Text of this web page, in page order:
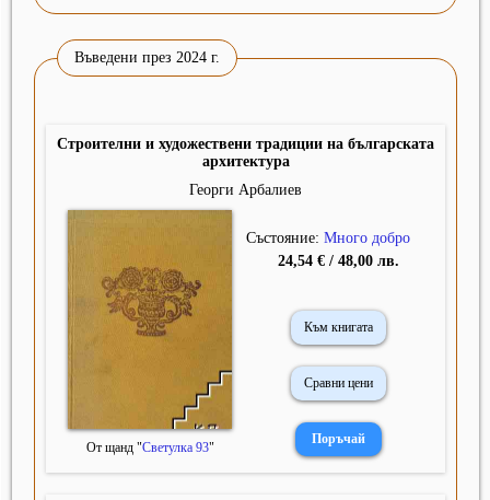
Въведени през 2024 г.
Строителни и художествени традиции на българската
архитектура
Георги Арбалиев
От щанд "Светулка 93"
Състояние: Много добро
24,54 € / 48,00 лв.
Към книгата
Сравни цени